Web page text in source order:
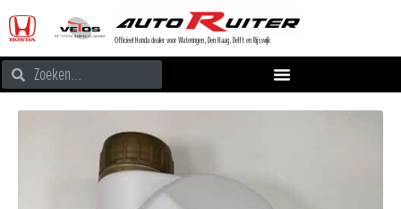
Officieel Honda dealer voor Wateringen, Den Haag, Delft en Rijswijk